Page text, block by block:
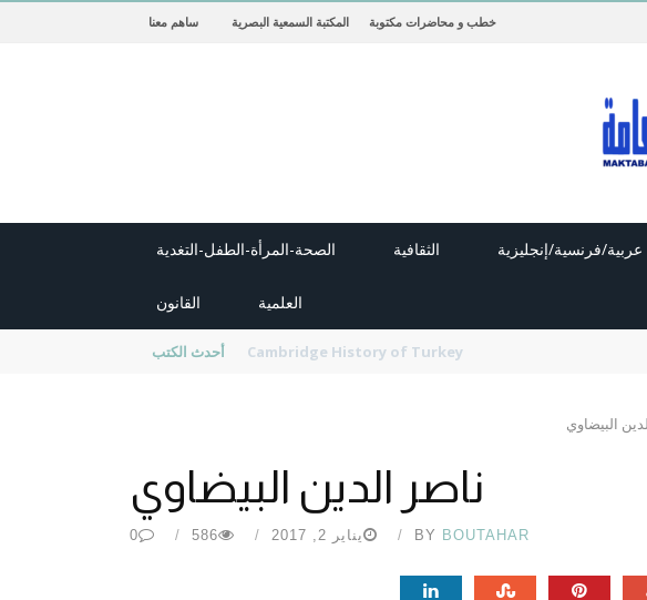
خطب و محاضرات مكتوبة المكتبة السمعية البصرية ساهم معنا
فرنسية/إنجليزية الثقافية الصحة-المرأة-الطفل-التغدية
العلمية القانون
أحدث الكتب new cambridge history of islam
البيضاوي
ناصر الدين البيضاوي
BY BOUTAHAR يناير 2, 2017 586
0